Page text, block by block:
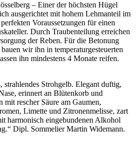
– Einer der höchsten Hügel
ausgerichtet mit hohem Lehmanteil im
Voraussetzungen für einen
Durch Traubenteilung erreichen
der Reben. Für die Betonung
wir ihn in temperaturgesteuerten
ihn mindestens 4 Monate reifen.
strahlendes Strohgelb. Elegant duftig,
erinnert an Blütenkorb und
mit rescher Säure am Gaumen,
Limette und Zitronenmelisse, zart
harmonisch eingebundenen Alkohol
Dipl. Sommelier Martin Widemann.